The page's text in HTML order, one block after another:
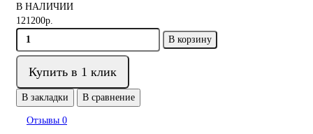
В НАЛИЧИИ
121200р.
В корзину
Купить в 1 клик
В закладки В сравнение
Отзывы 0